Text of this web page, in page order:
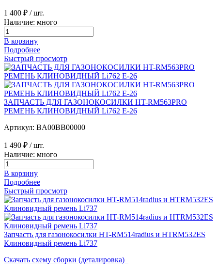
1 400 ₽ / шт.
Наличие: много
В корзину
Подробнее
Быстрый просмотр
ЗАПЧАСТЬ ДЛЯ ГАЗОНОКОСИЛКИ HT-RM563PRO
РЕМЕНЬ КЛИНОВИДНЫЙ Li762 E-26
Артикул: BA00BB00000
1 490 ₽ / шт.
Наличие: много
В корзину
Подробнее
Быстрый просмотр
Запчасть для газонокосилки HT-RM514radius и HTRM532ES
Клиновидный ремень Li737
Скачать схему сборки (деталировка)